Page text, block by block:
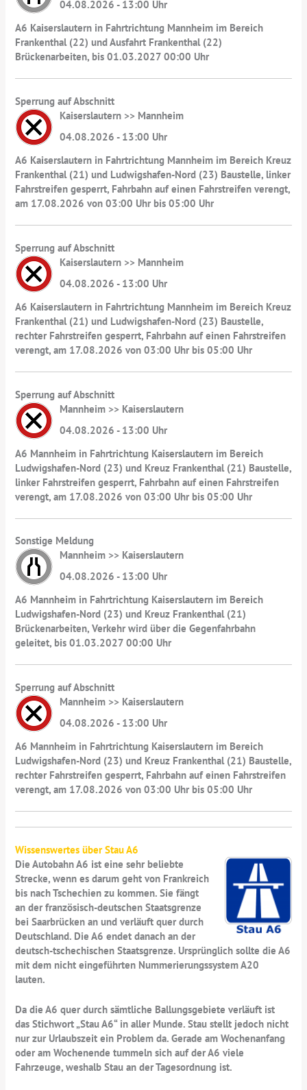
04.08.2026 - 13:00 Uhr
A6 Kaiserslautern in Fahrtrichtung Mannheim im Bereich
Frankenthal (22) und Ausfahrt Frankenthal (22)
Brückenarbeiten, bis 01.03.2027 00:00 Uhr
Sperrung auf Abschnitt
Kaiserslautern >> Mannheim
04.08.2026 - 13:00 Uhr
A6 Kaiserslautern in Fahrtrichtung Mannheim im Bereich Kreuz
Frankenthal (21) und Ludwigshafen-Nord (23) Baustelle, linker
Fahrstreifen gesperrt, Fahrbahn auf einen Fahrstreifen verengt,
am 17.08.2026 von 03:00 Uhr bis 05:00 Uhr
Sperrung auf Abschnitt
Kaiserslautern >> Mannheim
04.08.2026 - 13:00 Uhr
A6 Kaiserslautern in Fahrtrichtung Mannheim im Bereich Kreuz
Frankenthal (21) und Ludwigshafen-Nord (23) Baustelle,
rechter Fahrstreifen gesperrt, Fahrbahn auf einen Fahrstreifen
verengt, am 17.08.2026 von 03:00 Uhr bis 05:00 Uhr
Sperrung auf Abschnitt
Mannheim >> Kaiserslautern
04.08.2026 - 13:00 Uhr
A6 Mannheim in Fahrtrichtung Kaiserslautern im Bereich
Ludwigshafen-Nord (23) und Kreuz Frankenthal (21) Baustelle,
linker Fahrstreifen gesperrt, Fahrbahn auf einen Fahrstreifen
verengt, am 17.08.2026 von 03:00 Uhr bis 05:00 Uhr
Sonstige Meldung
Mannheim >> Kaiserslautern
04.08.2026 - 13:00 Uhr
A6 Mannheim in Fahrtrichtung Kaiserslautern im Bereich
Ludwigshafen-Nord (23) und Kreuz Frankenthal (21)
Brückenarbeiten, Verkehr wird über die Gegenfahrbahn
geleitet, bis 01.03.2027 00:00 Uhr
Sperrung auf Abschnitt
Mannheim >> Kaiserslautern
04.08.2026 - 13:00 Uhr
A6 Mannheim in Fahrtrichtung Kaiserslautern im Bereich
Ludwigshafen-Nord (23) und Kreuz Frankenthal (21) Baustelle,
rechter Fahrstreifen gesperrt, Fahrbahn auf einen Fahrstreifen
verengt, am 17.08.2026 von 03:00 Uhr bis 05:00 Uhr
Wissenswertes über Stau A6
Die Autobahn A6 ist eine sehr beliebte
Strecke, wenn es darum geht von Frankreich
bis nach Tschechien zu kommen. Sie fängt
an der französisch-deutschen Staatsgrenze
bei Saarbrücken an und verläuft quer durch
Deutschland. Die A6 endet danach an der
deutsch-tschechischen Staatsgrenze. Ursprünglich sollte die A6
mit dem nicht eingeführten Nummerierungssystem A20
lauten.
Da die A6 quer durch sämtliche Ballungsgebiete verläuft ist
das Stichwort „Stau A6“ in aller Munde. Stau stellt jedoch nicht
nur zur Urlaubszeit ein Problem da. Gerade am Wochenanfang
oder am Wochenende tummeln sich auf der A6 viele
Fahrzeuge, weshalb Stau an der Tagesordnung ist.